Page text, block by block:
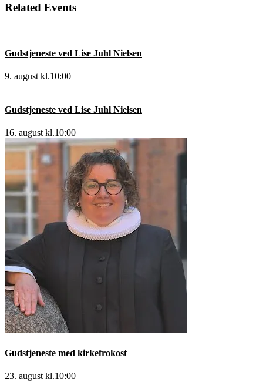
Related Events
Gudstjeneste ved Lise Juhl Nielsen
9. august kl.10:00
Gudstjeneste ved Lise Juhl Nielsen
16. august kl.10:00
Gudstjeneste med kirkefrokost
23. august kl.10:00